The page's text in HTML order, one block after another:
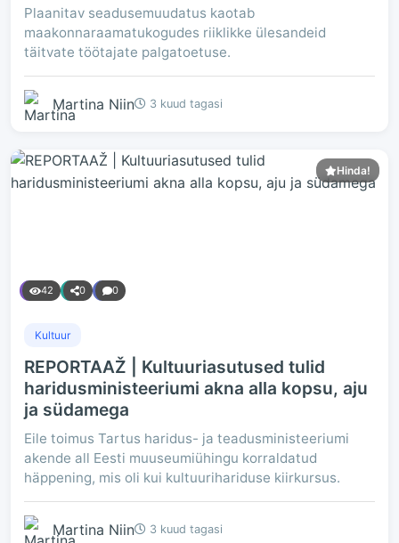
Plaanitav seadusemuudatus kaotab
maakonnaraamatukogudes riiklikke ülesandeid
täitvate töötajate palgatoetuse.
Martina Niin 3 kuud tagasi
Hinda!
42 0 0
Kultuur
REPORTAAŽ | Kultuuriasutused tulid
haridusministeeriumi akna alla kopsu, aju
ja südamega
Eile toimus Tartus haridus- ja teadusministeeriumi
akende all Eesti muuseumiühingu korraldatud
häppening, mis oli kui kultuurihariduse kiirkursus.
Martina Niin 3 kuud tagasi